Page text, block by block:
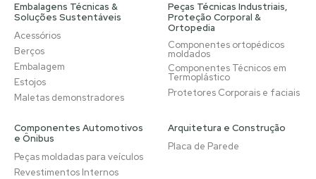
Embalagens Técnicas &
Soluções Sustentáveis
Acessórios
Berços
Embalagem
Estojos
Maletas demonstradores
Peças Técnicas Industriais,
Proteção Corporal &
Ortopedia
Componentes ortopédicos
moldados
Componentes Técnicos em
Termoplástico
Protetores Corporais e faciais
Componentes Automotivos
e Ônibus
Peças moldadas para veículos
Revestimentos Internos
Arquitetura e Construção
Placa de Parede